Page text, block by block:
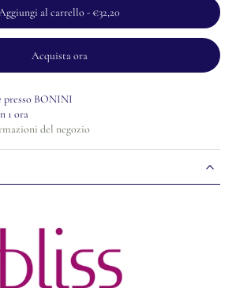
al carrello-€32,20
Acquista ora
BONINI
1 ora
del negozio